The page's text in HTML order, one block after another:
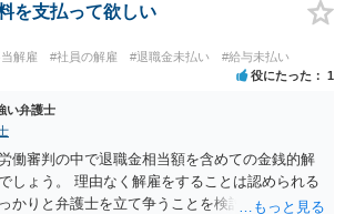
を支払って欲しい
解雇 #社員の解雇 #退職金未払い #給与未払い
役にたった 1
い弁護士
働審判の中で退職金相当額を含めての金銭的解
しょう。 理由なく解雇をすることは認められる
かりと弁護士を立て争うことを検討されて良い